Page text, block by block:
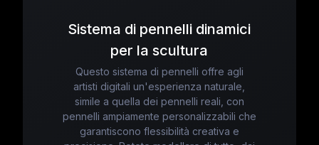
Sistema di pennelli dinamici
per la scultura
Questo sistema di pennelli offre agli
artisti digitali un'esperienza naturale,
simile a quella dei pennelli reali, con
pennelli ampiamente personalizzabili che
garantiscono flessibilità creativa e